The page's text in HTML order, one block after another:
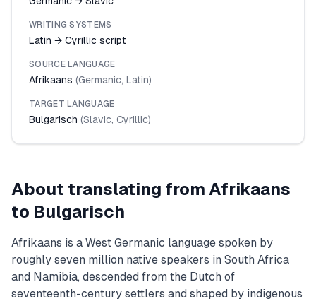
WRITING SYSTEMS
Latin → Cyrillic script
SOURCE LANGUAGE
Afrikaans (Germanic, Latin)
TARGET LANGUAGE
Bulgarisch (Slavic, Cyrillic)
About translating from Afrikaans
to Bulgarisch
Afrikaans is a West Germanic language spoken by
roughly seven million native speakers in South Africa
and Namibia, descended from the Dutch of
seventeenth-century settlers and shaped by indigenous